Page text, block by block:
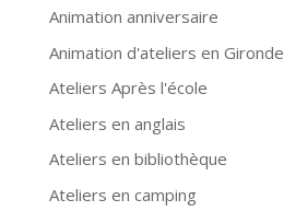
Animation anniversaire
Animation d'ateliers en Gironde
Ateliers Après l'école
Ateliers en anglais
Ateliers en bibliothèque
Ateliers en camping